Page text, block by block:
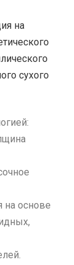
на
сухого
на основе